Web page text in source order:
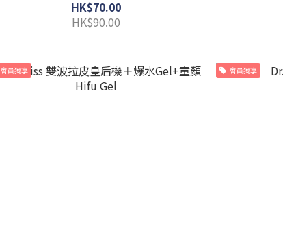
HK$70.00
HK$90.00
會員獨享 會員獨享